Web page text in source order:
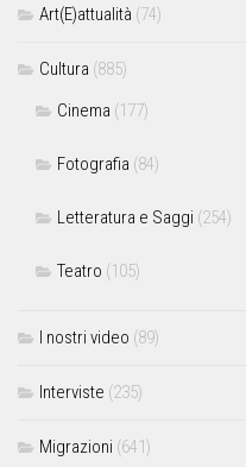
Art(E)attualità (74)
Cultura (885)
Cinema (177)
Fotografia (84)
Letteratura e Saggi (254)
Teatro (105)
I nostri video (89)
Interviste (235)
Migrazioni (641)